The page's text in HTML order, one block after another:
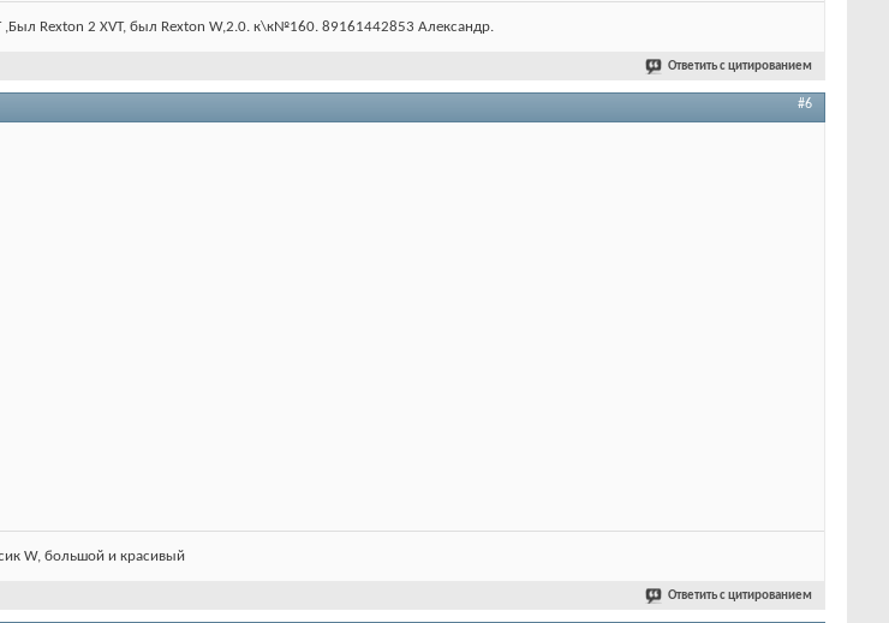
Rexton 2 XVT, был Rexton W,2.0. к\к№160. 89161442853 Александр.
Ответить с цитированием
#6
W, большой и красивый
Ответить с цитированием